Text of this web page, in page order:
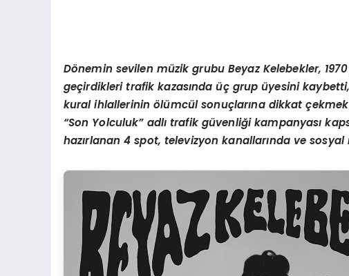
Dönemin sevilen müzik grubu Beyaz Kelebekler,
geçirdikleri trafik kazasında üç grup üyesini
kural ihlallerininölümcül sonuçlarına dikkat
“Son Yolculuk” adlı trafik güvenliği kampanyası
hazırlanan 4 spot, televizyon kanallarında ve